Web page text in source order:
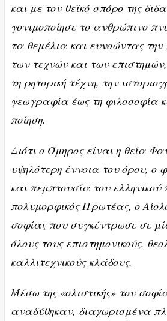
και με τον θεϊκό σπόρο της
γονιμοποίησε το ανθρώπινο
τα θεμέλια και ευνοώντας
των τεχνών και των
τη ρητορική τέχνη, την
γεωγραφία έως τη φιλοσοφία
ποίηση.
Διότι ο Όμηρος είναι η θεία
υψηλότερη έννοια του όρου, ο
και πεμπτουσία του
πολυμορφικός Πρωτέας, ο
σοφίας που συγκέντρωσε σε
όλους τους επιστημονικούς,
καλλιτεχνικούς κλάδους.
Μέσω της «ολιστικής» του
αναδύθηκαν, διαχωρισμένα